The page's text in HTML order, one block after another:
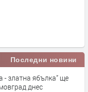
Последни новини
- златна ябълка” ще
днес